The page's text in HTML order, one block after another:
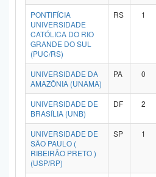
PONTIFÍCIA
UNIVERSIDADE
CATÓLICA DO RIO
GRANDE DO SUL
(PUC/RS)
RS 1
UNIVERSIDADE DA
AMAZÔNIA (UNAMA)
PA 0
UNIVERSIDADE DE
BRASÍLIA (UNB)
DF 2
UNIVERSIDADE DE
SÃO PAULO (
RIBEIRÃO PRETO )
(USP/RP)
SP 1